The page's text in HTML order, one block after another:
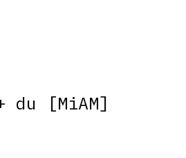
du [MiAM]